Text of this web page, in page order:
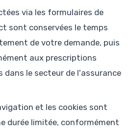
via les formulaires de
sont conservées le temps
de votre demande, puis
aux prescriptions
dans le secteur de l'assurance
et les cookies sont
durée limitée, conformément